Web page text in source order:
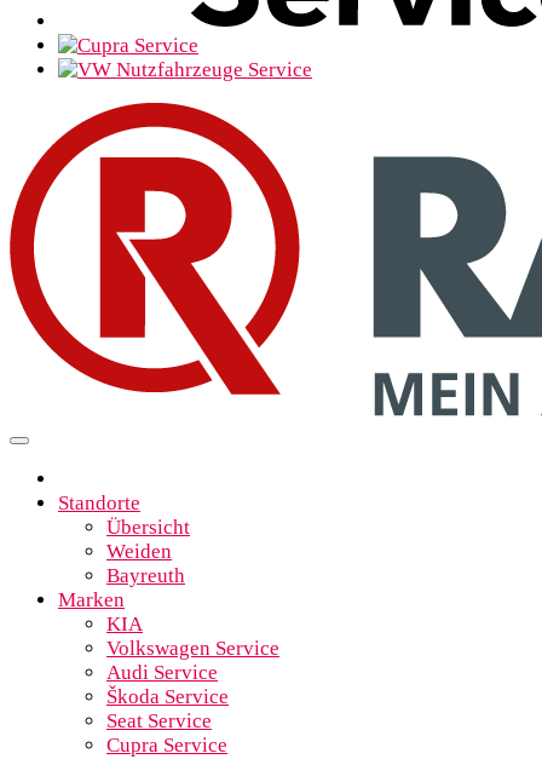
Standorte
Übersicht
Weiden
Bayreuth
Marken
KIA
Volkswagen Service
Audi Service
Škoda Service
Seat Service
Cupra Service